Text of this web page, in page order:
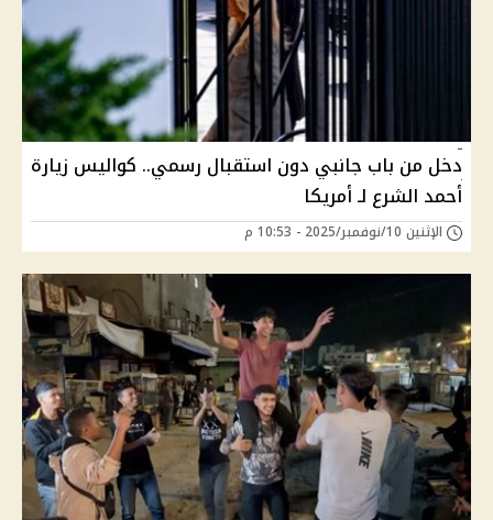
دخل من باب جانبي دون استقبال رسمي.. كواليس زيارة
أحمد الشرع لـ أمريكا
الإثنين 10/نوفمبر/2025 - 10:53 م